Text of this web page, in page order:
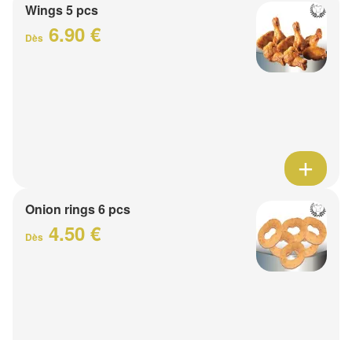
Wings 5 pcs
Dès 6.90 €
Onion rings 6 pcs
Dès 4.50 €